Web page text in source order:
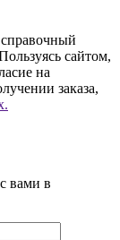
сайтом,
на
заказа,
вами в